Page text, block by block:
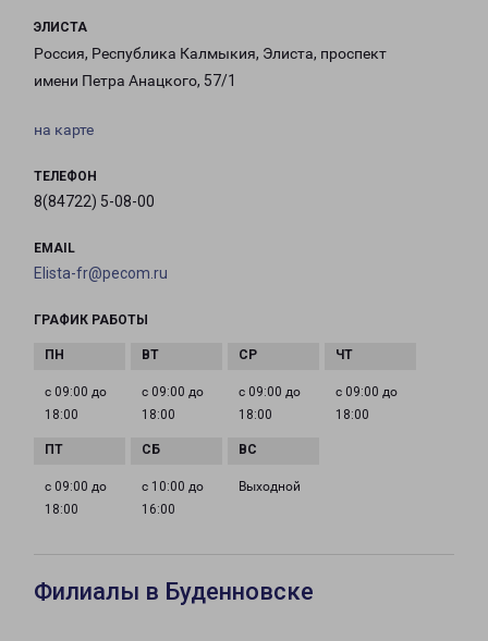
ЭЛИСТА
Россия, Республика Калмыкия, Элиста, проспект
имени Петра Анацкого, 57/1
на карте
ТЕЛЕФОН
8(84722) 5-08-00
EMAIL
Elista-fr@pecom.ru
ГРАФИК РАБОТЫ
с 09:00 до
18:00
с 09:00 до
18:00
с 09:00 до
18:00
с 09:00 до
18:00
с 09:00 до
18:00
с 10:00 до
16:00
Выходной
Филиалы в Буденновске